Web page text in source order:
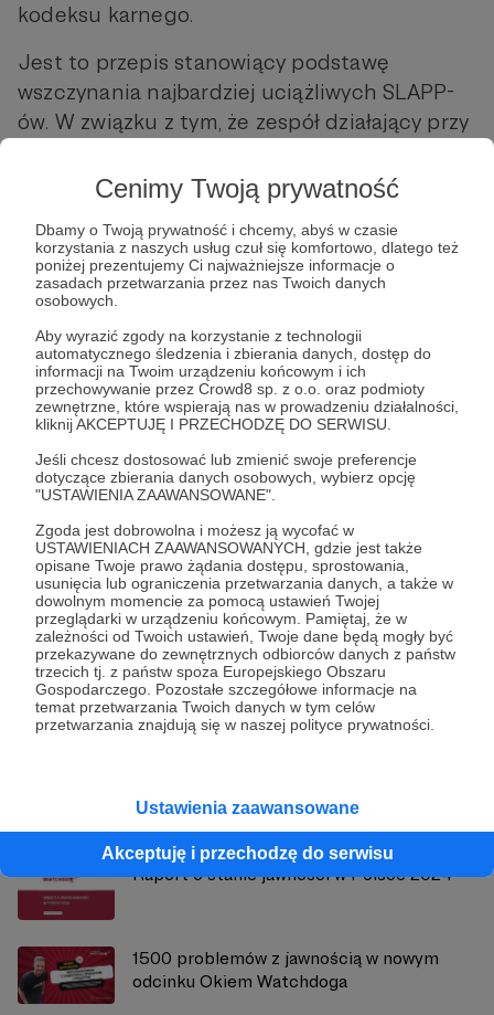
Cenimy Twoją prywatność
Dbamy o Twoją prywatność i chcemy, abyś w czasie
korzystania z naszych usług czuł się komfortowo, dlatego też
poniżej prezentujemy Ci najważniejsze informacje o
zasadach przetwarzania przez nas Twoich danych
osobowych.
Aby wyrazić zgody na korzystanie z technologii
automatycznego śledzenia i zbierania danych, dostęp do
informacji na Twoim urządzeniu końcowym i ich
przechowywanie przez Crowd8 sp. z o.o. oraz podmioty
zewnętrzne, które wspierają nas w prowadzeniu działalności,
kliknij AKCEPTUJĘ I PRZECHODZĘ DO SERWISU.
Jeśli chcesz dostosować lub zmienić swoje preferencje
dotyczące zbierania danych osobowych, wybierz opcję
"USTAWIENIA ZAAWANSOWANE".
Zgoda jest dobrowolna i możesz ją wycofać w
USTAWIENIACH ZAAWANSOWANYCH, gdzie jest także
opisane Twoje prawo żądania dostępu, sprostowania,
usunięcia lub ograniczenia przetwarzania danych, a także w
dowolnym momencie za pomocą ustawień Twojej
przeglądarki w urządzeniu końcowym. Pamiętaj, że w
zależności od Twoich ustawień, Twoje dane będą mogły być
przekazywane do zewnętrznych odbiorców danych z państw
trzecich tj. z państw spoza Europejskiego Obszaru
Gospodarczego. Pozostałe szczegółowe informacje na
temat przetwarzania Twoich danych w tym celów
przetwarzania znajdują się w naszej polityce prywatności.
Ustawienia zaawansowane
Akceptuję i przechodzę do serwisu
kodeksu karnego.
Jest to przepis stanowiący podstawę
wszczynania najbardziej uciążliwych SLAPP-
ów. W związku z tym, że zespół działający przy
zapowiedział pozostawienie
odpowiedzialności karnej za zniesławienie,
wraz z innymi organizacjami ponownie
apelujemy o odważniejsze kroki, które dadzą
realną ochronę przed SLAPP-ami.
Treść apelu dostępna jest na stronie
https://siecobywatelska.pl/nie-dla-212
watchdog slapp antyslapp jawność apel
Udostępnij
Sieć Obywatelska Watchdog Polska
Zobacz profil autora
Zobacz również
Raport o stanie jawności w Polsce 2024
1500 problemów z jawnością w nowym
odcinku Okiem Watchdoga